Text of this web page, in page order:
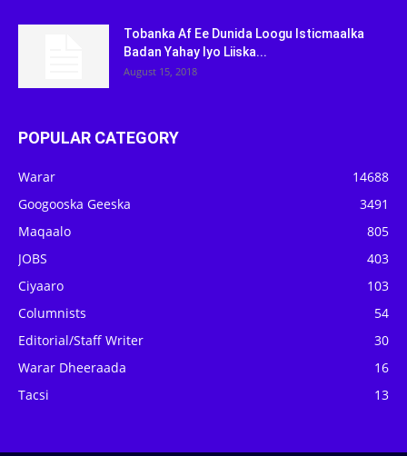
Tobanka Af Ee Dunida Loogu Isticmaalka
Badan Yahay Iyo Liiska...
August 15, 2018
POPULAR CATEGORY
Warar
14688
Googooska Geeska
3491
Maqaalo
805
JOBS
403
Ciyaaro
103
Columnists
54
Editorial/Staff Writer
30
Warar Dheeraada
16
Tacsi
13